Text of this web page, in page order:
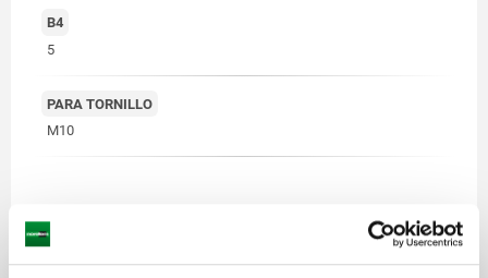
B4
5
PARA TORNILLO
M10